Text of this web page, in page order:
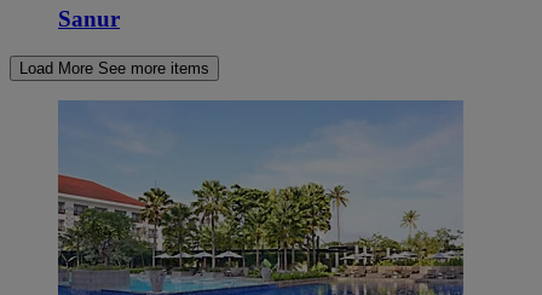
Sanur
Load More See more items